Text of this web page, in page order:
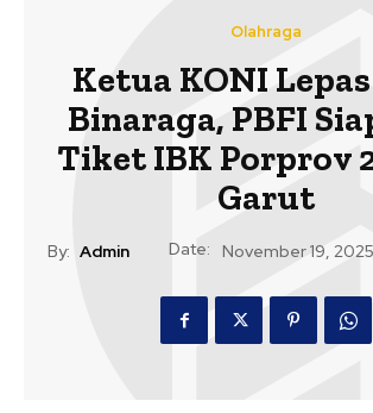
Olahraga
Ketua KONI
Binaraga, PBFI
Tiket IBK Porprov
Garut
By: Admin Date: November 19, 2025